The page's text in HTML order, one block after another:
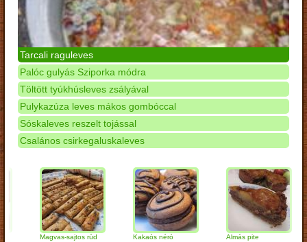
Tarcali raguleves
Palóc gulyás Sziporka módra
Töltött tyúkhúsleves zsályával
Pulykazúza leves mákos gombóccal
Sóskaleves reszelt tojással
Csalános csirkegaluskaleves
Magvas-sajtos rúd Kakaós néró Almás pite